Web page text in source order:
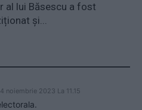
al lui Băsescu a fost
și...
noiembrie 2023 La 11.15